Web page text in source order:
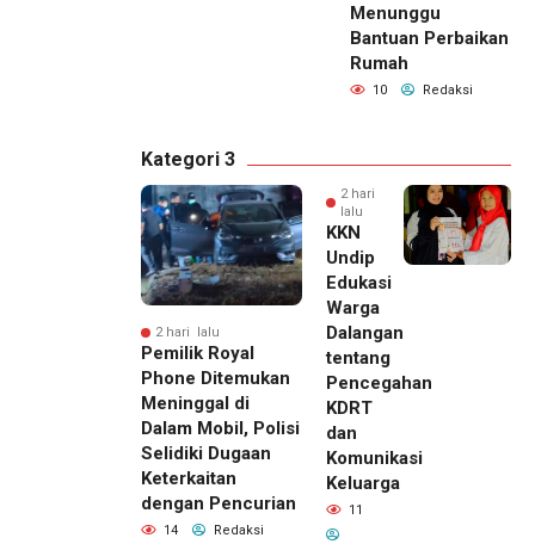
Menunggu
Bantuan Perbaikan
Rumah
10 Redaksi
Kategori 3
2 hari lalu
Pemilik Royal
Phone Ditemukan
Meninggal di
Dalam Mobil, Polisi
Selidiki Dugaan
Keterkaitan
dengan Pencurian
14 Redaksi
2 hari
lalu
KKN
Undip
Edukasi
Warga
Dalangan
tentang
Pencegahan
KDRT
dan
Komunikasi
Keluarga
11